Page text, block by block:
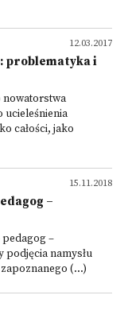
12.03.2017
problematyka i
nowatorstwa
ucieleśnienia
całości, jako
15.11.2018
–
pedagog –
namysłu
(...)